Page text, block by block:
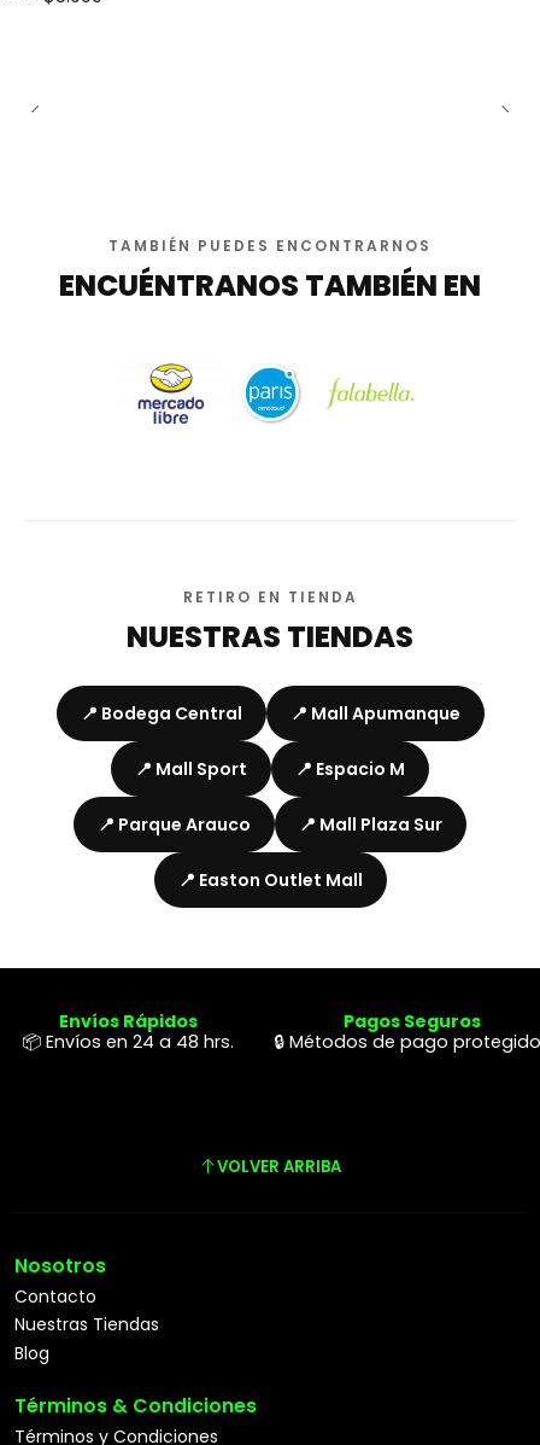
TAMBIÉN PUEDES ENCONTRARNOS
ENCUÉNTRANOS TAMBIÉN EN
RETIRO EN TIENDA
NUESTRAS TIENDAS
📍 Bodega Central 📍 Mall Apumanque
📍 Mall Sport 📍 Espacio M
📍 Parque Arauco 📍 Mall Plaza Sur
📍 Easton Outlet Mall
Envíos Rápidos
📦 Envíos en 24 a 48 hrs.
Pagos Seguros
🔒 Métodos de pago
VOLVER ARRIBA
Nosotros
Contacto
Nuestras Tiendas
Blog
Términos & Condiciones
Términos y Condiciones